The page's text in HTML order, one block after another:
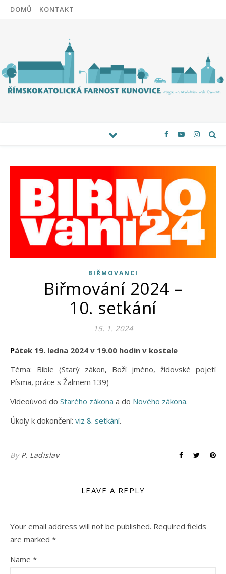
DOMŮ KONTAKT
BIŘMOVANCI
Biřmování 2024 –
10. setkání
15. 1. 2024
Pátek 19. ledna 2024 v 19.00 hodin v kostele
Téma: Bible (Starý zákon, Boží jméno, židovské pojetí
Písma, práce s Žalmem 139)
Videoúvod do Starého zákona a do Nového zákona.
Úkoly k dokončení: viz 8. setkání.
By P. Ladislav
LEAVE A REPLY
Your email address will not be published. Required fields
are marked *
Name *